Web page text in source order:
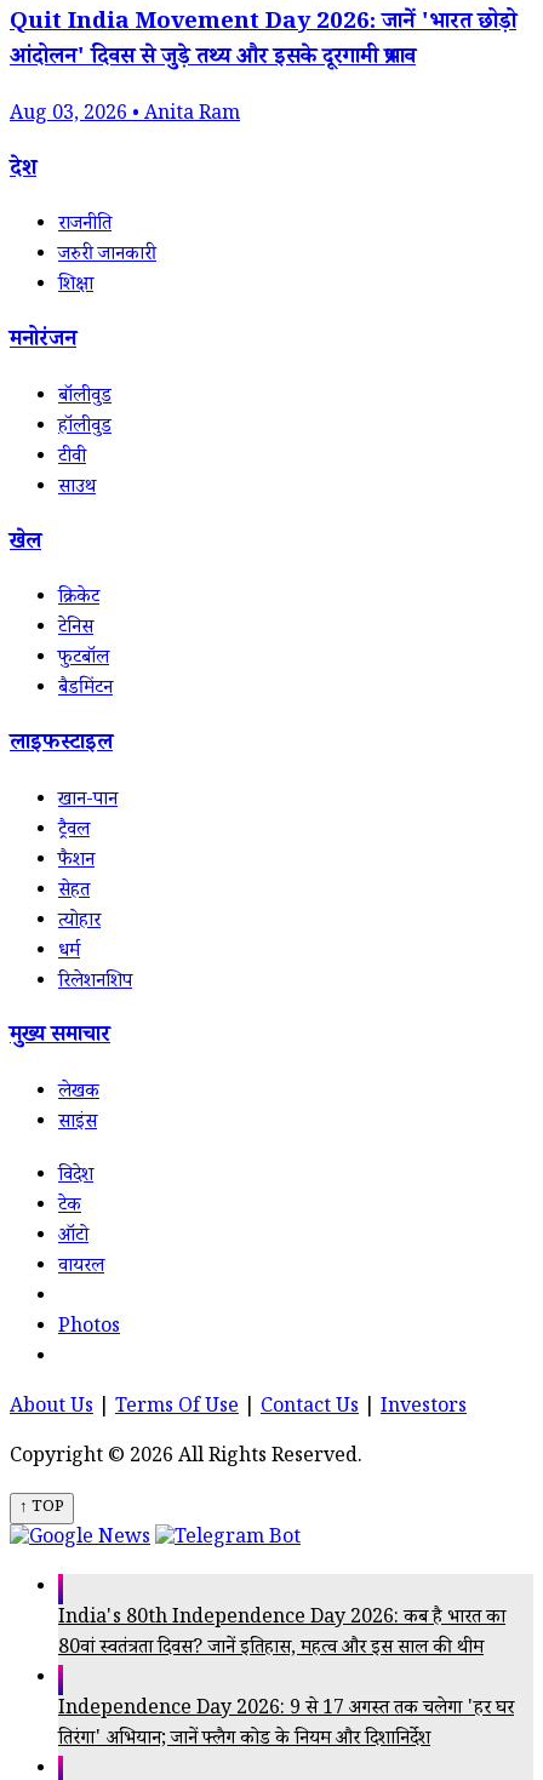
Quit India Movement Day 2026: जानें 'भारत छोड़ो
आंदोलन' दिवस से जुड़े तथ्य और इसके दूरगामी प्रभाव
Aug 03, 2026 • Anita Ram
देश
राजनीति
जरुरी जानकारी
शिक्षा
मनोरंजन
बॉलीवुड
हॉलीवुड
टीवी
साउथ
खेल
क्रिकेट
टेनिस
फुटबॉल
बैडमिंटन
लाइफस्टाइल
खान-पान
ट्रैवल
फैशन
सेहत
त्योहार
धर्म
रिलेशनशिप
मुख्य समाचार
लेखक
साइंस
विदेश
टेक
ऑटो
वायरल
Photos
About Us Terms Of Use Contact Us
Investors
Copyright © 2026 All Rights Reserved.
↑ TOP
India's 80th Independence Day 2026: कब है भारत का
80वां स्वतंत्रता दिवस? जानें इतिहास, महत्व और इस साल की थीम
Independence Day 2026: 9 से 17 अगस्त तक चलेगा 'हर घर
तिरंगा' अभियान; जानें फ्लैग कोड के नियम और दिशानिर्देश